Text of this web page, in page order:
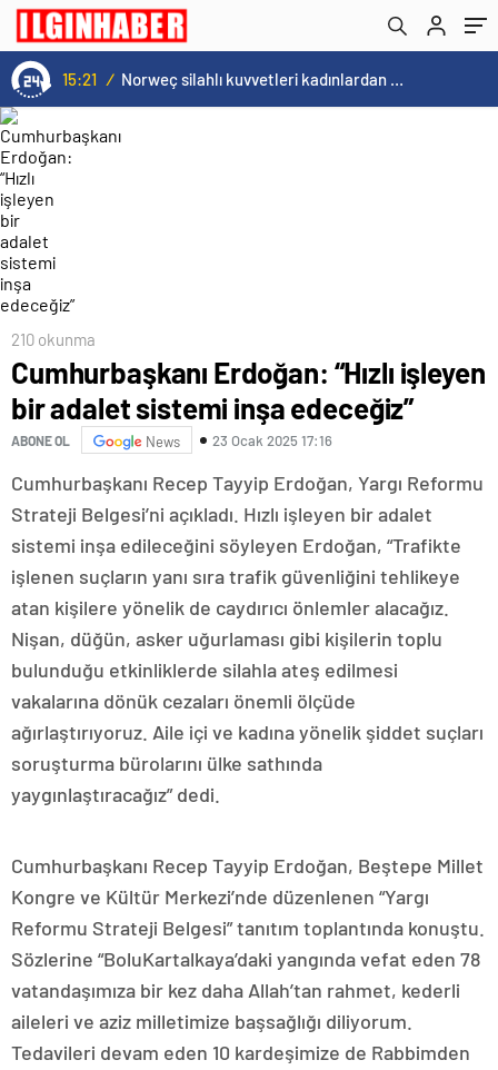
15:21 / Norweç silahlı kuvvetleri kadınlardan oluşan özel kuvvetler eğitimlerini başlattı.
210 okunma
Cumhurbaşkanı Erdoğan: “Hızlı işleyen
bir adalet sistemi inşa edeceğiz”
ABONE OL News 23 Ocak 2025 17:16
Cumhurbaşkanı Recep Tayyip Erdoğan, Yargı Reformu
Strateji Belgesi’ni açıkladı. Hızlı işleyen bir adalet
sistemi inşa edileceğini söyleyen Erdoğan, “Trafikte
işlenen suçların yanı sıra trafik güvenliğini tehlikeye
atan kişilere yönelik de caydırıcı önlemler alacağız.
Nişan, düğün, asker uğurlaması gibi kişilerin toplu
bulunduğu etkinliklerde silahla ateş edilmesi
vakalarına dönük cezaları önemli ölçüde
ağırlaştırıyoruz. Aile içi ve kadına yönelik şiddet suçları
soruşturma bürolarını ülke sathında
yaygınlaştıracağız” dedi.
Cumhurbaşkanı Recep Tayyip Erdoğan, Beştepe Millet
Kongre ve Kültür Merkezi’nde düzenlenen “Yargı
Reformu Strateji Belgesi” tanıtım toplantında konuştu.
Sözlerine “BoluKartalkaya’daki yangında vefat eden 78
vatandaşımıza bir kez daha Allah’tan rahmet, kederli
aileleri ve aziz milletimize başsağlığı diliyorum.
Tedavileri devam eden 10 kardeşimize de Rabbimden